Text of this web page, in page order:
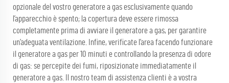
opzionale del vostro generatore a gas esclusivamente quando
l’apparecchio è spento; la copertura deve essere rimossa
completamente prima di avviare il generatore a gas, per garantire
un’adeguata ventilazione. Infine, verificate l’area facendo funzionare
il generatore a gas per 10 minuti e controllando la presenza di odore
di gas: se percepite dei fumi, riposizionate immediatamente il
generatore a gas. Il nostro team di assistenza clienti è a vostra